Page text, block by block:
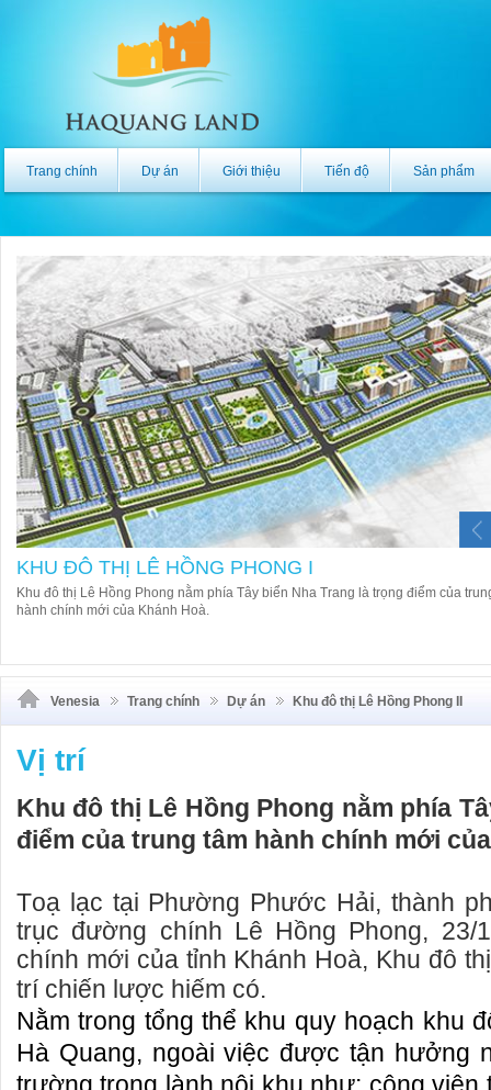
Trang chính Dự án Giới thiệu Tiến độ Sản phẩm
KHU ĐÔ THỊ LÊ HỒNG PHONG I
Khu đô thị Lê Hồng Phong nằm phía Tây biển Nha Trang là trọng điểm của
hành chính mới của Khánh Hoà.
Venesia Trang chính Dự án Khu đô thị Lê Hồng Phong II
Vị trí
Khu đô thị Lê Hồng Phong nằm phía
điểm của trung tâm hành chính mới
Toạ lạc tại Phường Phước Hải, thành
trục đường chính Lê Hồng Phong, 23/
chính mới của tỉnh Khánh Hoà, Khu đô
trí chiến lược hiếm có.
Nằm trong tổng thể khu quy hoạch khu
Hà Quang, ngoài việc được tận hưởng